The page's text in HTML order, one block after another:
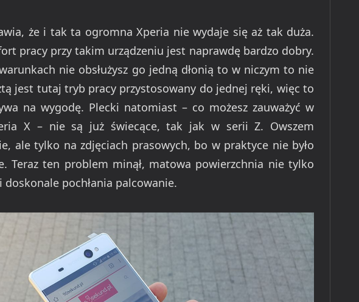
że i tak ta ogromna Xperia nie wydaje się aż tak duża.
pracy przy takim urządzeniu jest naprawdę bardzo dobry.
nie obsłużysz go jedną dłonią to w niczym to nie
jest tutaj tryb pracy przystosowany do jednej ręki, więc to
na wygodę. Plecki natomiast – co możesz zauważyć w
X – nie są już świecące, tak jak w serii Z. Owszem
ale tylko na zdjęciach prasowych, bo w praktyce nie było
Teraz ten problem minął, matowa powierzchnia nie tylko
pochłania palcowanie.